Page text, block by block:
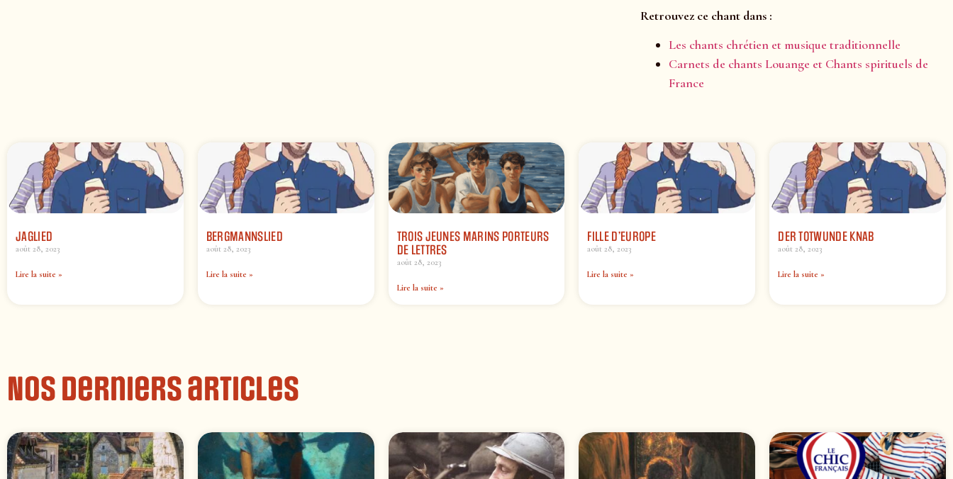
Retrouvez ce chant dans :
Les chants chrétien et musique traditionnelle
Carnets de chants Louange et Chants spirituels de
France
JAGLIED
août 28, 2023
Lire la suite »
BERGMANNSLIED
août 28, 2023
Lire la suite »
TROIS JEUNES MARINS PORTEURS
DE LETTRES
août 28, 2023
Lire la suite »
FILLE D’EUROPE
août 28, 2023
Lire la suite »
DER TOTWUNDE KNAB
août 28, 2023
Lire la suite »
Nos derniers articles